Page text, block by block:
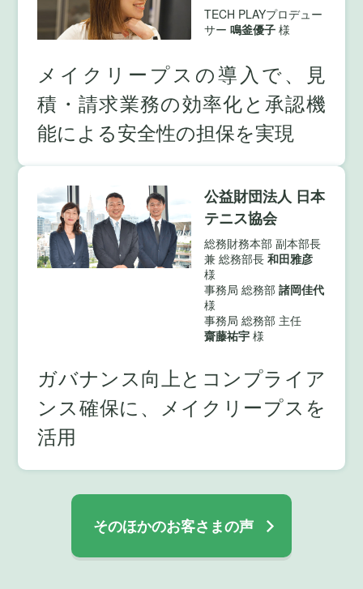
TECH PLAYプロデュー
サー鳴釜優子 様
メイクリープスの導入で、見
積・請求業務の効率化と承認機
能による安全性の担保を実現
公益財団法人 日本
テニス協会
総務財務本部 副本部長
兼 総務部長和田雅彦
様
事務局 総務部諸岡佳代
様
事務局 総務部 主任
齋藤祐宇 様
ガバナンス向上とコンプライア
ンス確保に、メイクリープスを
活用
そのほかのお客さまの声